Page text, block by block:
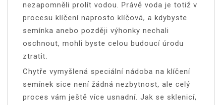
nezapomněli prolít vodou. Právě voda je totiž v
procesu klíčení naprosto klíčová, a kdybyste
semínka anebo později výhonky nechali
oschnout, mohli byste celou budoucí úrodu
ztratit.
Chytře vymyšlená speciální nádoba na klíčení
semínek sice není žádná nezbytnost, ale celý
proces vám ještě více usnadní. Jak se sklenicí,